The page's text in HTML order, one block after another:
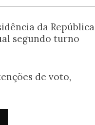
da República
segundo turno
de voto,